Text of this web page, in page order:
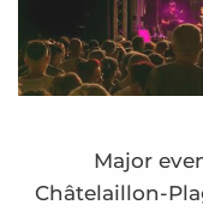
Appointments
Your stay
Weather
Major
Châtelaillon-